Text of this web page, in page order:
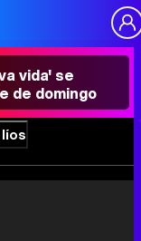
vida' se
de domingo